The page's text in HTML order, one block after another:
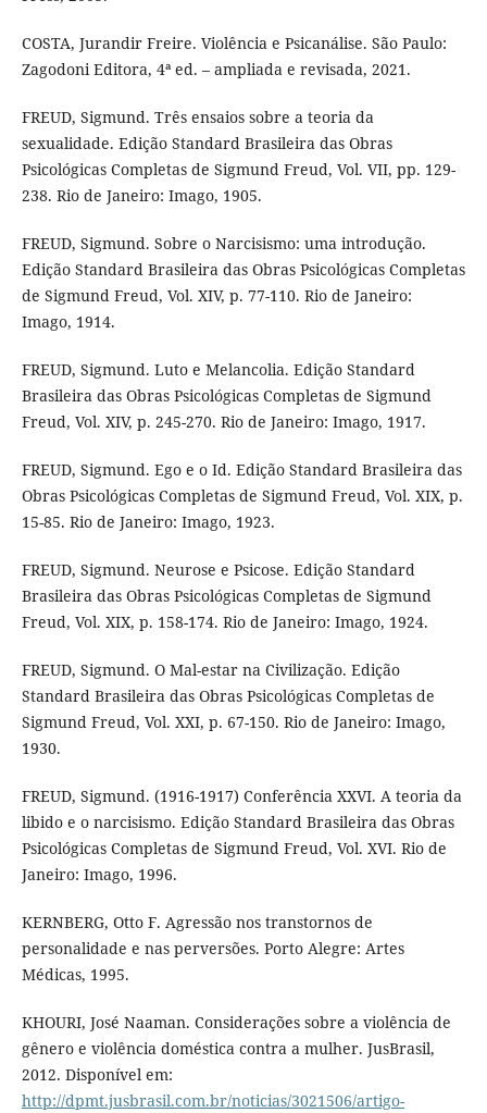
COSTA, Jurandir Freire. Violência e Psicanálise. São Paulo:
Zagodoni Editora, 4ª ed. – ampliada e revisada, 2021.
FREUD, Sigmund. Três ensaios sobre a teoria da
sexualidade. Edição Standard Brasileira das Obras
Psicológicas Completas de Sigmund Freud, Vol. VII, pp. 129-
238. Rio de Janeiro: Imago, 1905.
FREUD, Sigmund. Sobre o Narcisismo: uma introdução.
Edição Standard Brasileira das Obras Psicológicas Completas
de Sigmund Freud, Vol. XIV, p. 77-110. Rio de Janeiro:
Imago, 1914.
FREUD, Sigmund. Luto e Melancolia. Edição Standard
Brasileira das Obras Psicológicas Completas de Sigmund
Freud, Vol. XIV, p. 245-270. Rio de Janeiro: Imago, 1917.
FREUD, Sigmund. Ego e o Id. Edição Standard Brasileira das
Obras Psicológicas Completas de Sigmund Freud, Vol. XIX, p.
15-85. Rio de Janeiro: Imago, 1923.
FREUD, Sigmund. Neurose e Psicose. Edição Standard
Brasileira das Obras Psicológicas Completas de Sigmund
Freud, Vol. XIX, p. 158-174. Rio de Janeiro: Imago, 1924.
FREUD, Sigmund. O Mal-estar na Civilização. Edição
Standard Brasileira das Obras Psicológicas Completas de
Sigmund Freud, Vol. XXI, p. 67-150. Rio de Janeiro: Imago,
1930.
FREUD, Sigmund. (1916-1917) Conferência XXVI. A teoria da
libido e o narcisismo. Edição Standard Brasileira das Obras
Psicológicas Completas de Sigmund Freud, Vol. XVI. Rio de
Janeiro: Imago, 1996.
KERNBERG, Otto F. Agressão nos transtornos de
personalidade e nas perversões. Porto Alegre: Artes
Médicas, 1995.
KHOURI, José Naaman. Considerações sobre a violência de
gênero e violência doméstica contra a mulher. JusBrasil,
2012. Disponível em:
http://dpmt.jusbrasil.com.br/noticias/3021506/artigo-